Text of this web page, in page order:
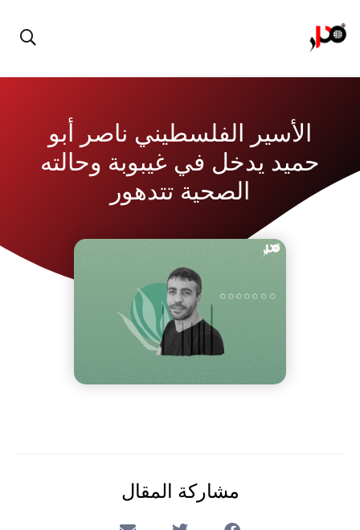
الأسير الفلسطيني ناصر أبو
حميد يدخل في غيبوبة وحالته
الصحية تتدهور
مشاركة المقال